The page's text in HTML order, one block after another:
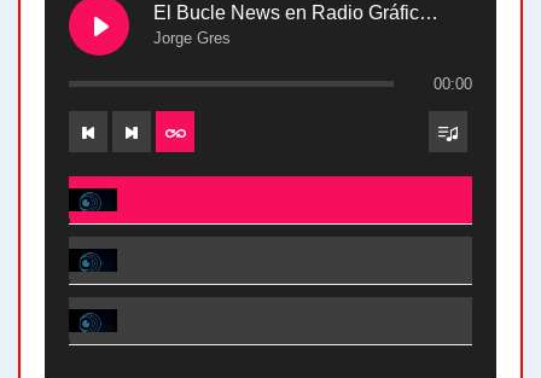
El Bucle News en Radio Gráfica. Bloque 2 . 28.04.24
Jorge Gres
00:00
El Bucle News en Radio Gráfica. Bloque 2 . 28.04.24 - Jorge Gres
El Bucle News en Radio Gráfica. Bloque 1 . 28.04.24 - Jorge Gres
El Bucle News en Radio Gráfica. Bloque 2 . 21.04.24 - Jorge Gres